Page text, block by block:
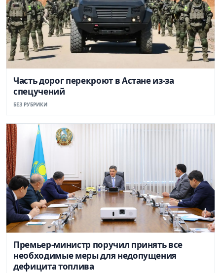
Часть дорог перекроют в Астане из-за
спецучений
БЕЗ РУБРИКИ
Премьер-министр поручил принять все
необходимые меры для недопущения
дефицита топлива